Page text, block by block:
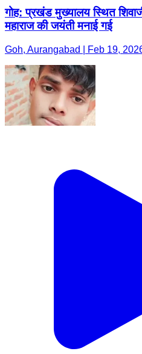
गोह: प्रखंड मुख्यालय स्थित
महाराज की जयंती मनाई गई
Goh, Aurangabad | Feb 19,